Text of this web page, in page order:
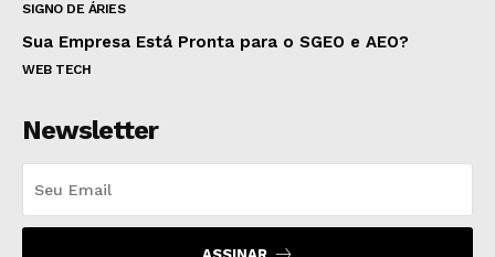
SIGNO DE ÁRIES
Sua Empresa Está Pronta para o SGEO e AEO?
WEB TECH
Newsletter